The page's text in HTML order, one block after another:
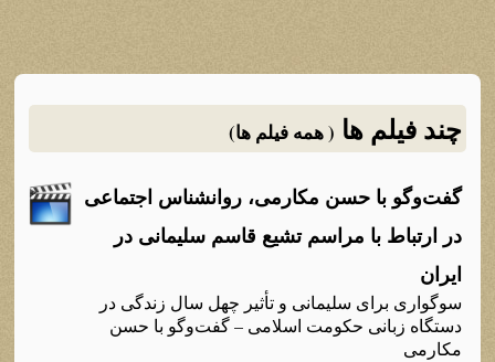
چند فیلم ها ( همه فیلم ها)
گفت‌وگو با حسن مکارمی، روانشناس اجتماعی
در ارتباط با مراسم تشیع قاسم سلیمانی در
ایران
سوگواری برای سلیمانی و تأثیر چهل سال زندگی در
دستگاه زبانی حکومت اسلامی – گفت‌وگو با حسن
مکارمی